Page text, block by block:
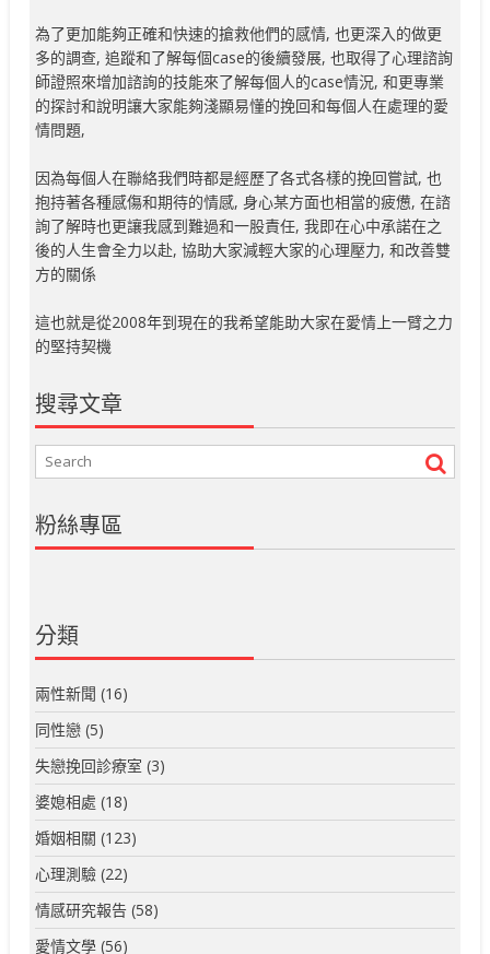
為了更加能夠正確和快速的搶救他們的感情, 也更深入的做更
多的調查, 追蹤和了解每個case的後續發展, 也取得了心理諮詢
師證照來增加諮詢的技能來了解每個人的case情況, 和更專業
的探討和說明讓大家能夠淺顯易懂的挽回和每個人在處理的愛
情問題,
因為每個人在聯絡我們時都是經歷了各式各樣的挽回嘗試, 也
抱持著各種感傷和期待的情感, 身心某方面也相當的疲憊, 在諮
詢了解時也更讓我感到難過和一股責任, 我即在心中承諾在之
後的人生會全力以赴, 協助大家減輕大家的心理壓力, 和改善雙
方的關係
這也就是從2008年到現在的我希望能助大家在愛情上一臂之力
的堅持契機
搜尋文章
粉絲專區
分類
兩性新聞 (16)
同性戀 (5)
失戀挽回診療室 (3)
婆媳相處 (18)
婚姻相關 (123)
心理測驗 (22)
情感研究報告 (58)
愛情文學 (56)